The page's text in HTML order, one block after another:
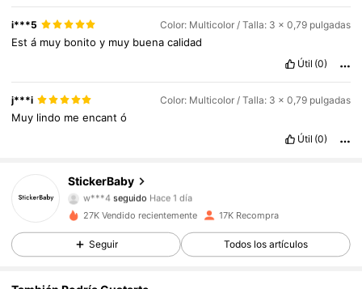
i***5 Color: Multicolor / Talla: 3 x 0,79 pulgadas
Está muy bonitoy muy buenacalidad
Útil (0)
j***i Color: Multicolor / Talla: 3 x 0,79 pulgadas
Muy lindo meencantó
Útil (0)
StickerBaby
4,94 737 Seguidores
w***4seguido
4,94
737 Seguidores
4,94 737 Seguidores
27K Vendido recientemente 17K Recompra
Seguir Todos los artículos